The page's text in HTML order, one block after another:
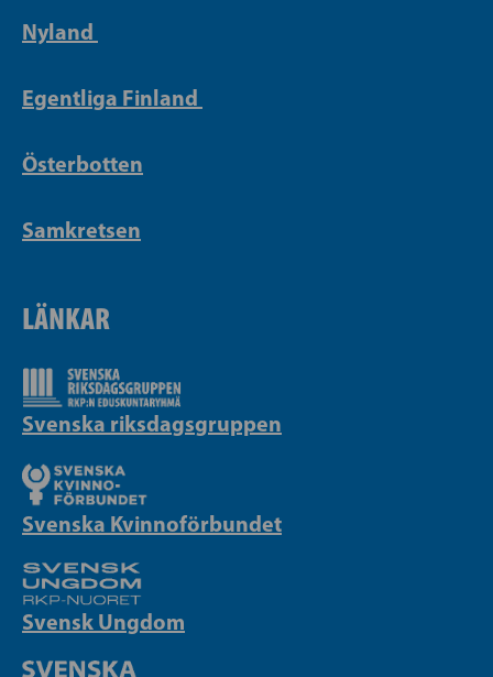
Nyland
Egentliga Finland
Österbotten
Samkretsen
LÄNKAR
Svenska riksdagsgruppen
Svenska Kvinnoförbundet
Svensk Ungdom